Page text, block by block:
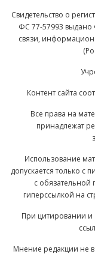
Свидетельство о
ФС 77-57993 выдано
связи,
Контент сайта
Все права на
принадлежат
Использование
допускается только с
с
гиперссылкой на
При цитировании
Мнение редакции не